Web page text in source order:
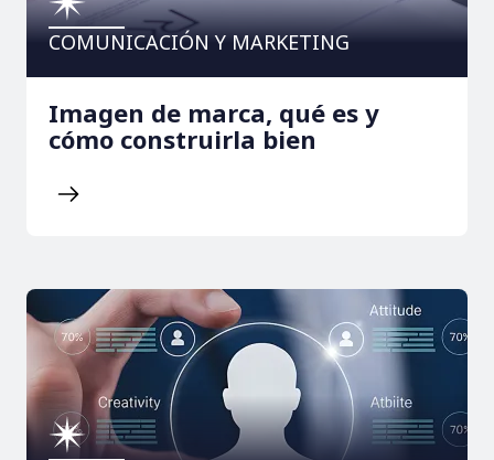
COMUNICACIÓN Y MARKETING
Imagen de marca, qué es y
cómo construirla bien